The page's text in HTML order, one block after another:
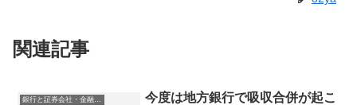
関連記事
今度は地方銀行で吸収合併が起こ